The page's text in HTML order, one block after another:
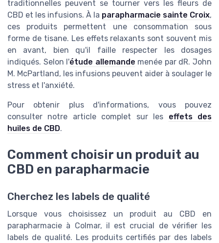
traditionnelles peuvent se tourner vers les fleurs de
CBD et les infusions. À la parapharmacie sainte Croix,
ces produits permettent une consommation sous
forme de tisane. Les effets relaxants sont souvent mis
en avant, bien qu'il faille respecter les dosages
indiqués. Selon l'étude allemande menée par dR. John
M. McPartland, les infusions peuvent aider à soulager le
stress et l'anxiété.
Pour obtenir plus d'informations, vous pouvez
consulter notre article complet sur les effets des
huiles de CBD.
Comment choisir un produit au
CBD en parapharmacie
Cherchez les labels de qualité
Lorsque vous choisissez un produit au CBD en
parapharmacie à Colmar, il est crucial de vérifier les
labels de qualité. Les produits certifiés par des labels